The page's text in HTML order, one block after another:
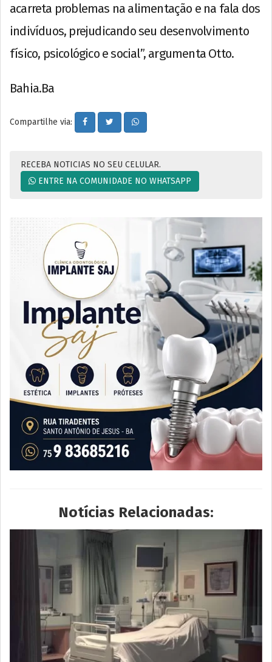
acarreta problemas na alimentação e na fala dos
indivíduos, prejudicando seu desenvolvimento
físico, psicológico e social”, argumenta Otto.
Bahia.Ba
Compartilhe via:
RECEBA NOTICIAS NO SEU CELULAR.
ENTRE NA COMUNIDADE NO WHATSAPP
Notícias Relacionadas: